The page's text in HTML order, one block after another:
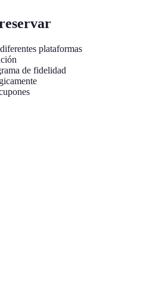
plataformas
de fidelidad